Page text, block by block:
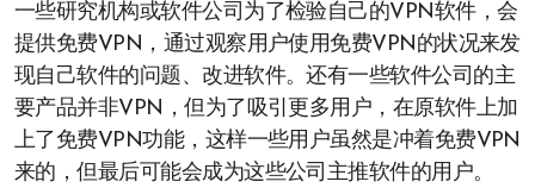
一些研究机构或软件公司为了检验自己的VPN软件，会
提供免费VPN，通过观察用户使用免费VPN的状况来发
现自己软件的问题、改进软件。还有一些软件公司的主
要产品并非VPN，但为了吸引更多用户，在原软件上加
上了免费VPN功能，这样一些用户虽然是冲着免费VPN
来的，但最后可能会成为这些公司主推软件的用户。